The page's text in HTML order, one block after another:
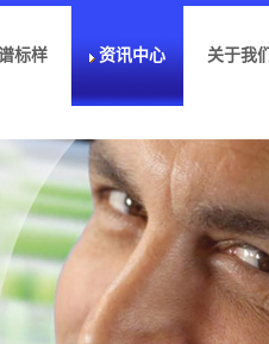
标样 资讯中心 关于我们